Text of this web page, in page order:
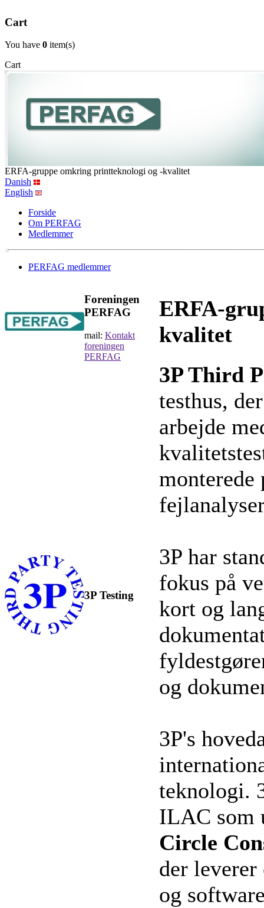
Cart
You have 0 item(s)
Cart
ERFA-gruppe omkring printteknologi og -kvalitet
Danish
English
Forside
Om PERFAG
Medlemmer
PERFAG medlemmer
Foreningen
PERFAG
mail: Kontakt
foreningen
PERFAG
ERFA-
kvalitet
3P Testing
3P Third
testhus,
arbejde
3P har
fokus på
kort og
og
3P's
teknologi.
ILAC som
Circle
der
og